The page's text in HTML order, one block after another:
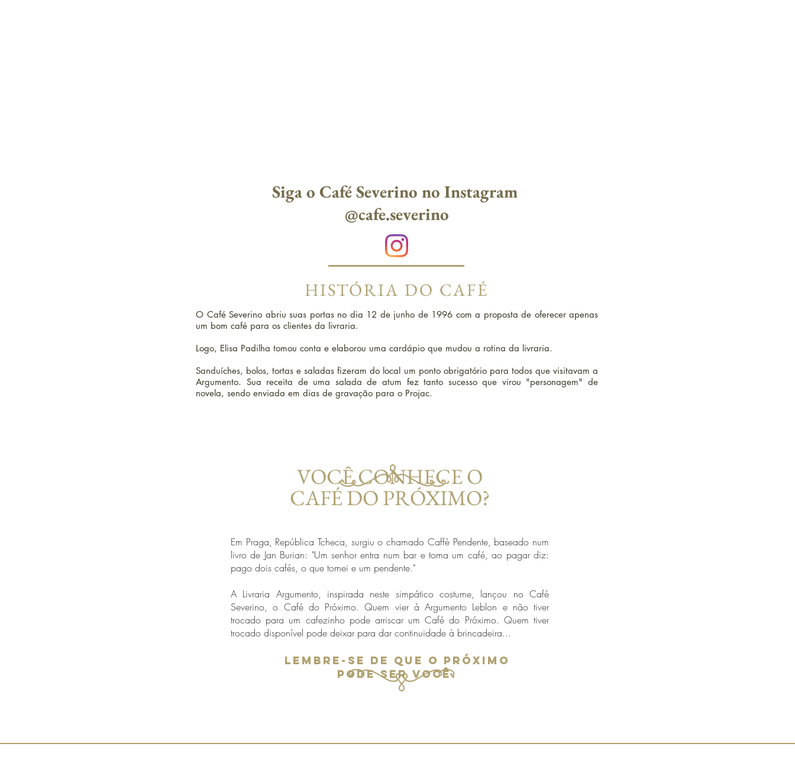
Siga o Café Severino no Instagram
@cafe.severino
HISTÓRIA DO CAFÉ
O Café Severino abriu suas portas no dia 12 de junho de 1996 com a proposta de oferecer apenas
um bom café para os clientes da livraria.
Logo, Elisa Padilha tomou conta e elaborou uma cardápio que mudou a rotina da livraria.
Sanduíches, bolos, tortas e saladas fizeram do local um ponto obrigatório para todos que visitavam a
Argumento. Sua receita de uma salada de atum fez tanto sucesso que virou "personagem" de
novela, sendo enviada em dias de gravação para o Projac.
VOCÊ CONHECE O
CAFÉ DO PRÓXIMO?
Em Praga, República Tcheca, surgiu o chamado Caffè Pendente, baseado num
livro de Jan Burian: "Um senhor entra num bar e toma um café, ao pagar diz:
pago dois cafés, o que tomei e um pendente."
A Livraria Argumento, inspirada neste simpático costume, lançou no Café
Severino, o Café do Próximo. Quem vier à Argumento Leblon e não tiver
trocado para um cafezinho pode arriscar um Café do Próximo. Quem tiver
trocado disponível pode deixar para dar continuidade à brincadeira...
Lembre-se de que o próximo
pode ser você.